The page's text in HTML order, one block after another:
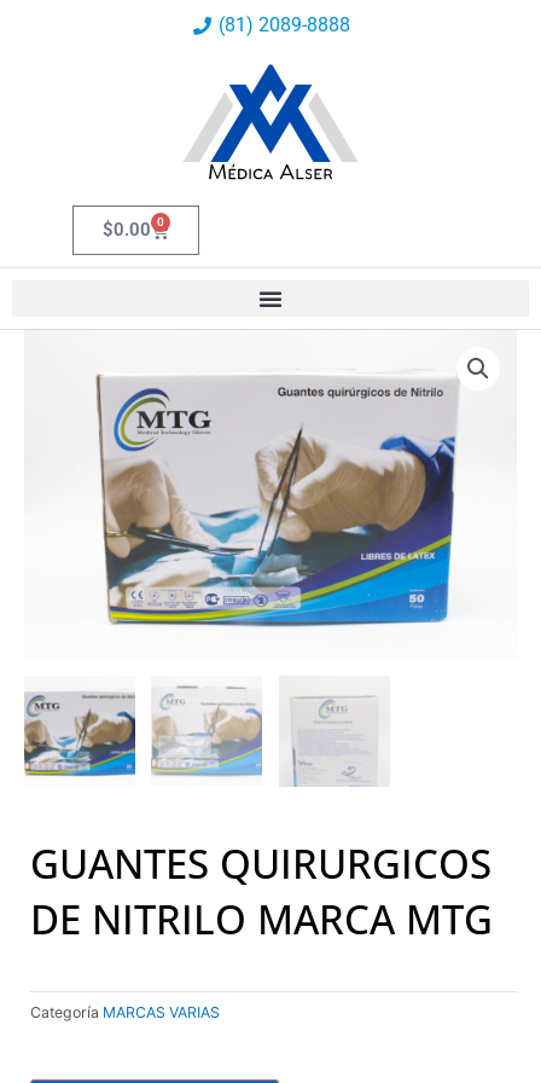
(81) 2089-8888
$0.00 0
Carrito
GUANTES QUIRURGICOS
DE NITRILO MARCA MTG
Categoría MARCAS VARIAS